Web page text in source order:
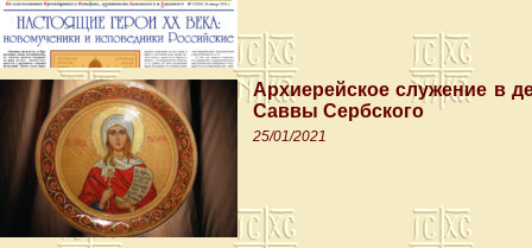
Архиерейское служение в
Саввы Сербского
25/01/2021